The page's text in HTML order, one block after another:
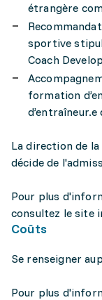
étrangère
sportive
Coach
formation
La direction de
décide de
Pour plus
consultez le site
Coûts
Se renseigner
Pour plus